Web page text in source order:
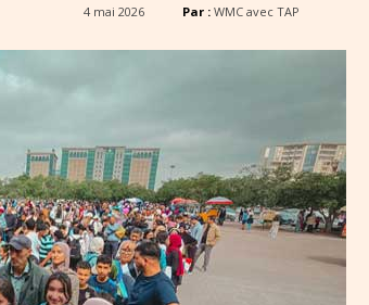
4 mai 2026 Par : WMC avec TAP